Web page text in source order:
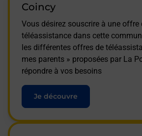
Coincy
Vous désirez souscrire à une offre
téléassistance dans cette
les différentes offres de
mes parents » proposées par La
répondre à vos besoins
Je découvre